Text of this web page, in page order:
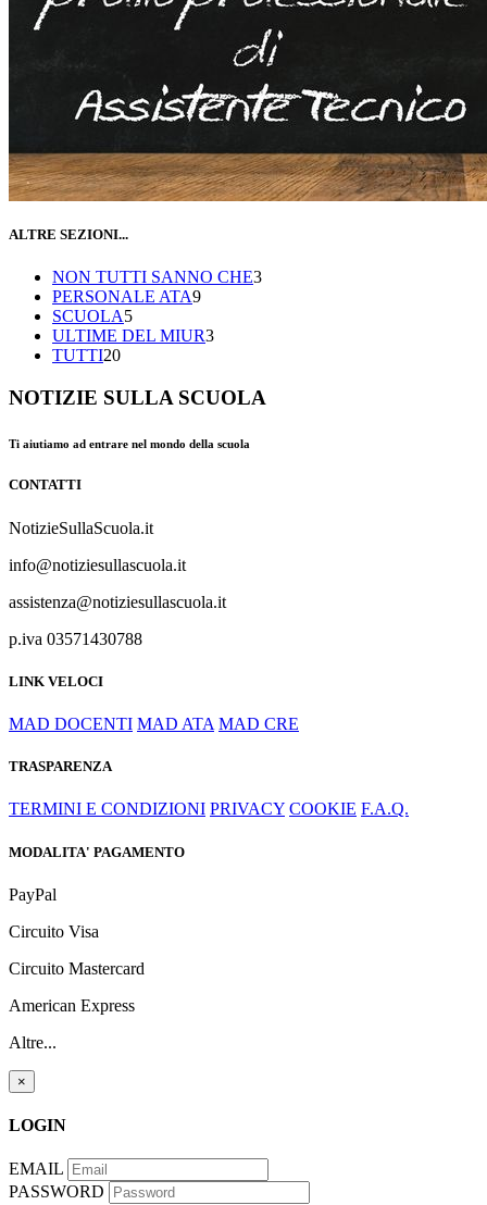
ALTRE SEZIONI...
NON TUTTI SANNO CHE3
PERSONALE ATA9
SCUOLA5
ULTIME DEL MIUR3
TUTTI20
NOTIZIE SULLA SCUOLA
Ti aiutiamo ad entrare nel mondo della scuola
CONTATTI
NotizieSullaScuola.it
info@notiziesullascuola.it
assistenza@notiziesullascuola.it
p.iva 03571430788
LINK VELOCI
MAD DOCENTI MAD ATA MAD CRE
TRASPARENZA
TERMINI E CONDIZIONI PRIVACY COOKIE F.A.Q.
MODALITA' PAGAMENTO
PayPal
Circuito Visa
Circuito Mastercard
American Express
Altre...
×
LOGIN
EMAIL
PASSWORD